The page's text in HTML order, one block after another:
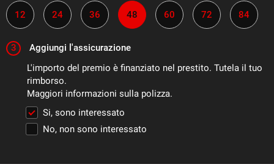
12 24 36 48 60 72 84
3
Aggiungi l'assicurazione
L'importo del premio è finanziato nel prestito. Tutela il tuo
rimborso.
Maggiori informazioni sulla polizza.
Si, sono interessato
No, non sono interessato